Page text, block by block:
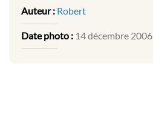
Auteur : Robert
Date photo : 14 décembre 2006